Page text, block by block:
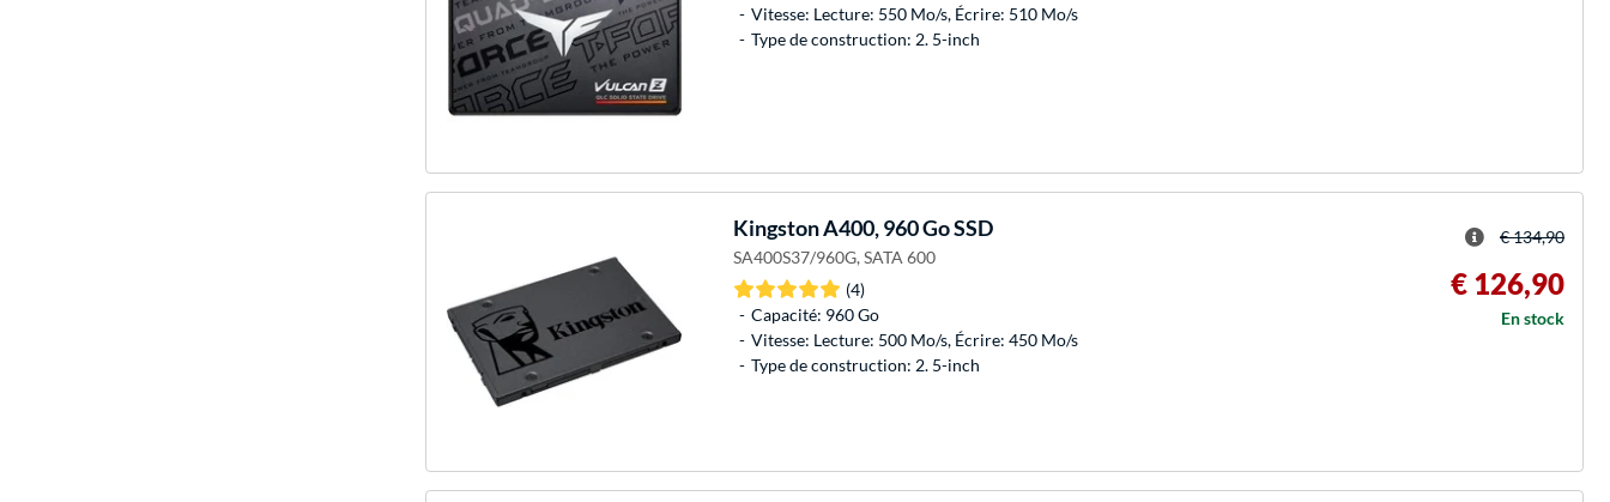
Vitesse: Lecture: 550 Mo/s, Écrire: 510 Mo/s
Type de construction: 2. 5-inch
KingstonA400, 960 Go SSD
SA400S37/960G, SATA 600
(4)
Capacité: 960 Go
Vitesse: Lecture: 500 Mo/s, Écrire: 450 Mo/s
Type de construction: 2. 5-inch
€ 134,90
€ 126,90
En stock